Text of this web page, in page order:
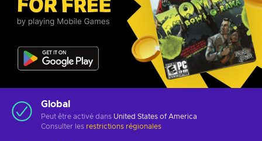
Global
Peut être activé dans United States of America
Consulter les restrictions régionales